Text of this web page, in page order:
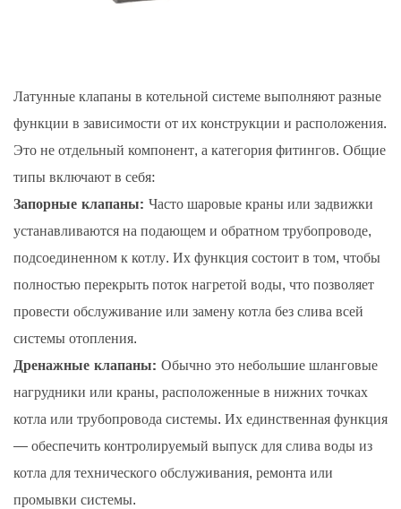
Латунные клапаны в котельной системе выполняют разные
функции в зависимости от их конструкции и расположения.
Это не отдельный компонент, а категория фитингов. Общие
типы включают в себя:
Запорные клапаны: Часто шаровые краны или задвижки
устанавливаются на подающем и обратном трубопроводе,
подсоединенном к котлу. Их функция состоит в том, чтобы
полностью перекрыть поток нагретой воды, что позволяет
провести обслуживание или замену котла без слива всей
системы отопления.
Дренажные клапаны: Обычно это небольшие шланговые
нагрудники или краны, расположенные в нижних точках
котла или трубопровода системы. Их единственная функция
— обеспечить контролируемый выпуск для слива воды из
котла для технического обслуживания, ремонта или
промывки системы.